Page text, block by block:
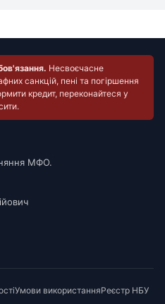
Несвоєчасне
санкцій, пені та погіршення
кредит, переконайтеся у
МФО.
Умови використанняРеєстр НБУ